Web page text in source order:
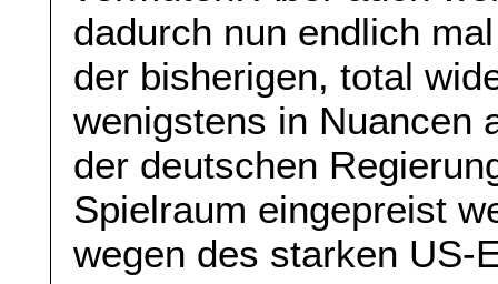
dadurch nun endlich
der bisherigen, total
wenigstens in Nuancen
der deutschen
Spielraum eingepreist
wegen des starken US-